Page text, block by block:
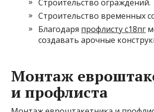
Строительство ограждений.
Строительство временных
Благодаря профлисту с18пг
создавать арочные
Монтаж
и профлиста